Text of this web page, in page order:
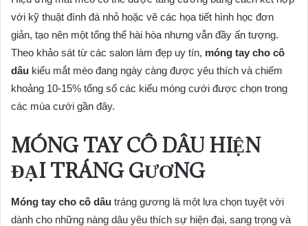
với kỹ thuật đính đá nhỏ hoặc vẽ các họa tiết hình học đơn
giản, tạo nên một tổng thể hài hòa nhưng vẫn đầy ấn tượng.
Theo khảo sát từ các salon làm đẹp uy tín, móng tay cho cô
dâu kiểu mắt mèo đang ngày càng được yêu thích và chiếm
khoảng 10-15% tổng số các kiểu móng cưới được chọn trong
các mùa cưới gần đây.
MÓNG TAY CÔ DÂU HIỆN
ĐẠI TRÁNG GƯƠNG
Móng tay cho cô dâu tráng gương là một lựa chọn tuyệt vời
dành cho những nàng dâu yêu thích sự hiện đại, sang trọng và